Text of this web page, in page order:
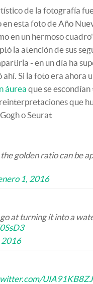
de la fotografía
esta foto de Año
en un hermoso
la atención de sus
- en un día ha
Si la foto era ahora
áurea que se
que
o Seurat
golden ratio can be
1, 2016
at turning it into a
2016
UIA91KB8ZJ